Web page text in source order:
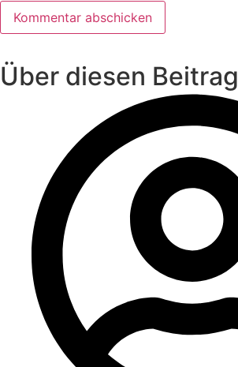
Über diesen Beitrag